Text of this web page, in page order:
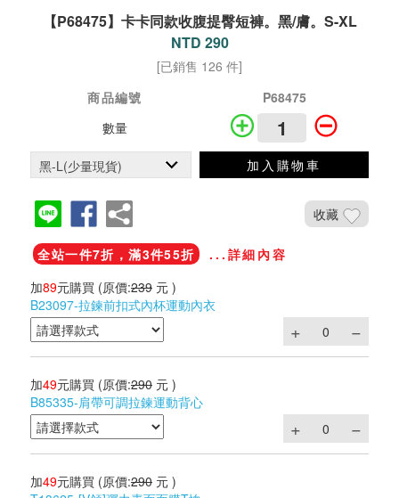
【P68475】卡卡同款收腹提臀短褲。黑/膚。S-XL
NTD 290
[已銷售 126 件]
商品編號
P68475
數量
加入購物車
收藏
全站一件7折，滿3件55折
...詳細內容
加89元購買 (原價:239 元 )
B23097-拉鍊前扣式內杯運動內衣
加49元購買 (原價:290 元 )
B85335-肩帶可調拉鍊運動背心
加49元購買 (原價:290 元 )